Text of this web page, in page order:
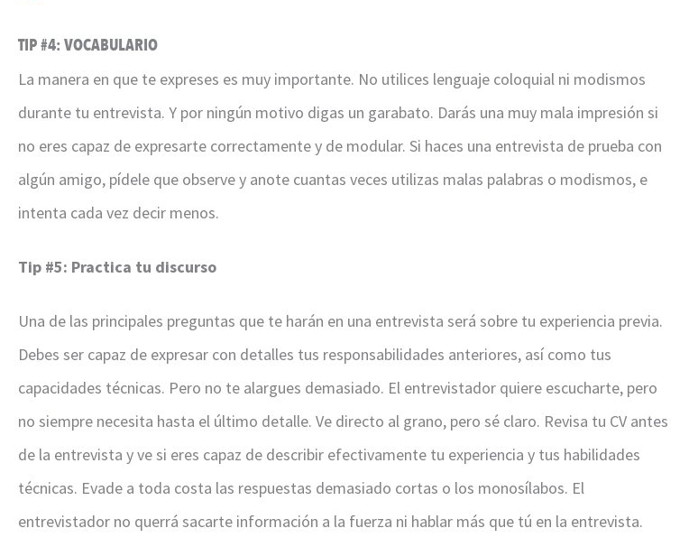
TIP #4: VOCABULARIO
La manera en que te expreses es muy importante. No utilices lenguaje coloquial ni modismos
durante tu entrevista. Y por ningún motivo digas un garabato. Darás una muy mala impresión si
no eres capaz de expresarte correctamente y de modular. Si haces una entrevista de prueba con
algún amigo, pídele que observe y anote cuantas veces utilizas malas palabras o modismos, e
intenta cada vez decir menos.
Tip #5: Practica tu discurso
Una de las principales preguntas que te harán en una entrevista será sobre tu experiencia previa.
Debes ser capaz de expresar con detalles tus responsabilidades anteriores, así como tus
capacidades técnicas. Pero no te alargues demasiado. El entrevistador quiere escucharte, pero
no siempre necesita hasta el último detalle. Ve directo al grano, pero sé claro. Revisa tu CV antes
de la entrevista y ve si eres capaz de describir efectivamente tu experiencia y tus habilidades
técnicas. Evade a toda costa las respuestas demasiado cortas o los monosílabos. El
entrevistador no querrá sacarte información a la fuerza ni hablar más que tú en la entrevista.